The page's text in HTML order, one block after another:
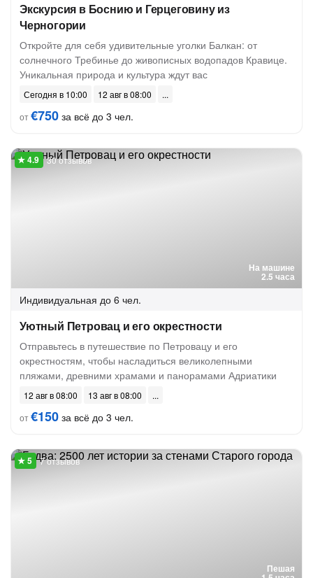
Экскурсия в Боснию и Герцеговину из
Черногории
Откройте для себя удивительные уголки Балкан: от
солнечного Требинье до живописных водопадов Кравице.
Уникальная природа и культура ждут вас
Сегодня в 10:00
12 авг в 08:00
от€750 за всё до 3 чел.
На машине
2.5 часа
30 отзывов
Индивидуальная до 6 чел.
Уютный Петровац и его окрестности
Отправьтесь в путешествие по Петровацу и его
окрестностям, чтобы насладиться великолепными
пляжами, древними храмами и панорамами Адриатики
12 авг в 08:00
13 авг в 08:00
от€150 за всё до 3 чел.
Пешая
7 отзывов